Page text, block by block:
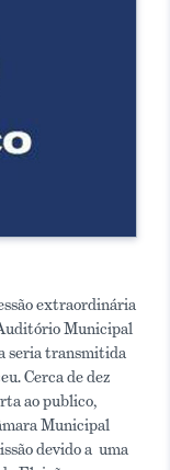
extraordinária
Municipal
seria transmitida
Cerca de dez
ao publico,
Municipal
devido a uma